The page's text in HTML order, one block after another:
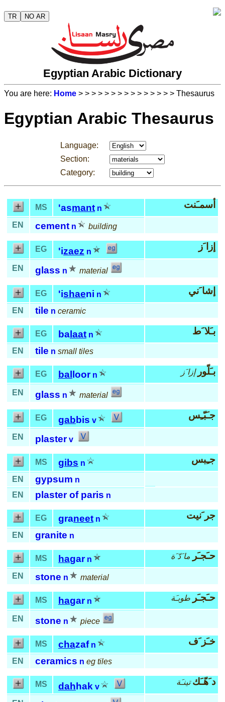
TR NO AR
Egyptian Arabic Dictionary
You are here: Home > > > > > > > > > > > > > > > Thesaurus
Egyptian Arabic Thesaurus
Language:
Section:
Category:
MS 'asmant n أسمـَنت
EN cement n building
EG 'izaez n إزا َز
EN glass n material
EG 'ishaeni n إشا َني
EN tile n ceramic
EG ba laat n بـَلا َط
EN tile n small tiles
EG bal loor n بـَلّور إزا َز
EN glass n material
EG gabbis v جـَبّـِس
EN plaster v
MS gibs n جـِبس
EN gypsum n
EN
plaster of paris n
EG graneet n جر َنيت
EN granite n
MS hagar n حـَجـَر ما َدّ َة
EN stone n material
MS hagar n حـَجـَر طوبـَة
EN stone n piece
MS chazaf n خـَز َف
EN ceramics n eg tiles
MS dahhak v د َهّـَك تينـَة